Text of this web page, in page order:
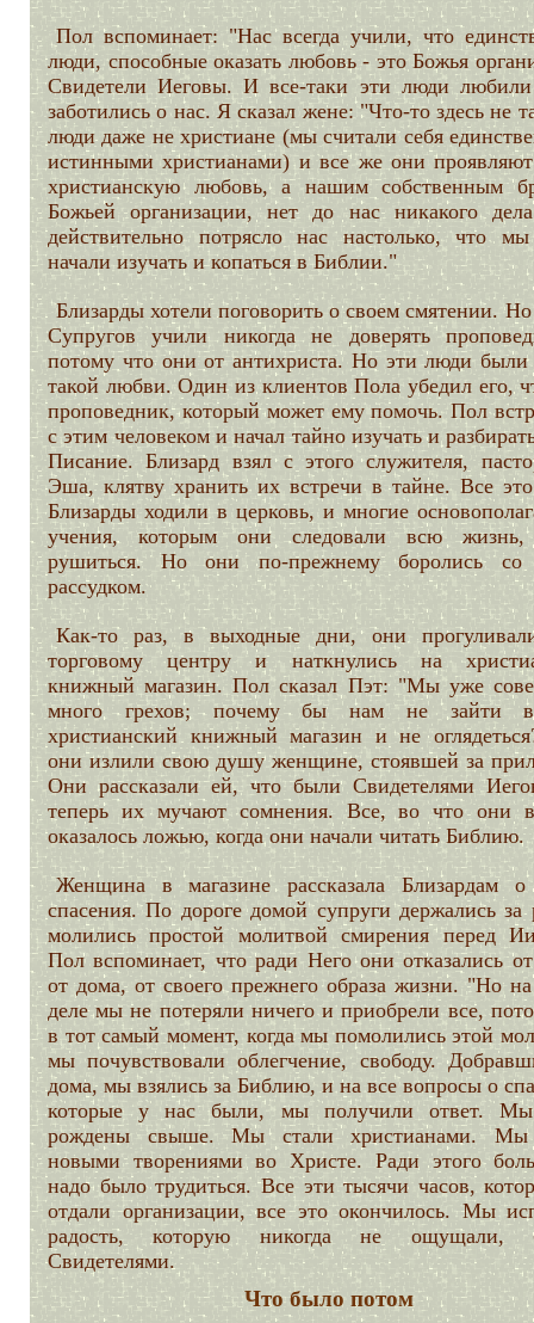
Пол вспоминает: "Нас всегда учили, что
люди, способные оказать любовь - это Божья
Свидетели Иеговы. И все-таки эти люди
заботились о нас. Я сказал жене: "Что-то здесь не
люди даже не христиане (мы считали себя
истинными христианами) и все же они
христианскую любовь, а нашим собственным
Божьей организации, нет до нас никакого
действительно потрясло нас настолько, что
начали изучать и копаться в Библии."
Близарды хотели поговорить о своем смятении.
Супругов учили никогда не доверять
потому что они от антихриста. Но эти люди
такой любви. Один из клиентов Пола убедил его,
проповедник, который может ему помочь. Пол
с этим человеком и начал тайно изучать и
Писание. Близард взял с этого служителя,
Эша, клятву хранить их встречи в тайне. Все
Близарды ходили в церковь, и многие
учения, которым они следовали всю жизнь,
рушиться. Но они по-прежнему боролись со
рассудком.
Как-то раз, в выходные дни, они
торговому центру и наткнулись на
книжный магазин. Пол сказал Пэт: "Мы уже
много грехов; почему бы нам не зайти
христианский книжный магазин и не
они излили свою душу женщине, стоявшей за
Они рассказали ей, что были Свидетелями
теперь их мучают сомнения. Все, во что они
оказалось ложью, когда они начали читать Библию.
Женщина в магазине рассказала Близардам о
спасения. По дороге домой супруги держались за
молились простой молитвой смирения перед
Пол вспоминает, что ради Него они отказались
от дома, от своего прежнего образа жизни. "Но
деле мы не потеряли ничего и приобрели все,
в тот самый момент, когда мы помолились этой
мы почувствовали облегчение, свободу.
дома, мы взялись за Библию, и на все вопросы о
которые у нас были, мы получили ответ.
рождены свыше. Мы стали христианами. Мы
новыми творениями во Христе. Ради этого
надо было трудиться. Все эти тысячи часов,
отдали организации, все это окончилось. Мы
радость, которую никогда не ощущали,
Свидетелями.
Что было потом